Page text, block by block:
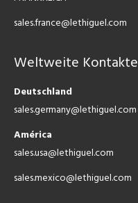
sales.france@lethiguel.com
Weltweite Kontakte
Deutschland
sales.germany@lethiguel.com
América
sales.usa@lethiguel.com
sales.mexico@lethiguel.com